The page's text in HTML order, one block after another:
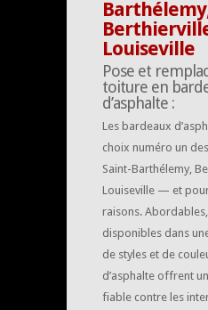
Louiseville
Pose et
toiture en
d’asphalte :
Les bardeaux
choix numéro un
Saint-Barthélemy,
Louiseville — et
raisons.
disponibles dans
de styles et de
d’asphalte offrent
fiable contre les